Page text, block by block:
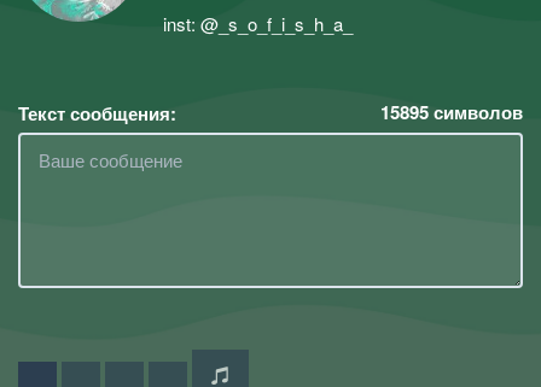
inst: @_s_o_f_i_s_h_a_
Текст сообщения: 15895символов